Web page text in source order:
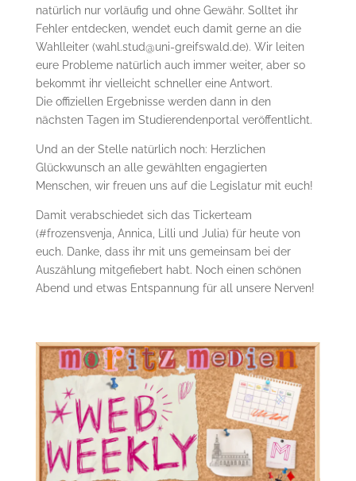
natürlich nur vorläufig und ohne Gewähr. Solltet ihr
Fehler entdecken, wendet euch damit gerne an die
Wahlleiter (wahl.stud@uni-greifswald.de). Wir leiten
eure Probleme natürlich auch immer weiter, aber so
bekommt ihr vielleicht schneller eine Antwort.
Die offiziellen Ergebnisse werden dann in den
nächsten Tagen im Studierendenportal veröffentlicht.
Und an der Stelle natürlich noch: Herzlichen
Glückwunsch an alle gewählten engagierten
Menschen, wir freuen uns auf die Legislatur mit euch!
Damit verabschiedet sich das Tickerteam
(#frozensvenja, Annica, Lilli und Julia) für heute von
euch. Danke, dass ihr mit uns gemeinsam bei der
Auszählung mitgefiebert habt. Noch einen schönen
Abend und etwas Entspannung für all unsere Nerven!